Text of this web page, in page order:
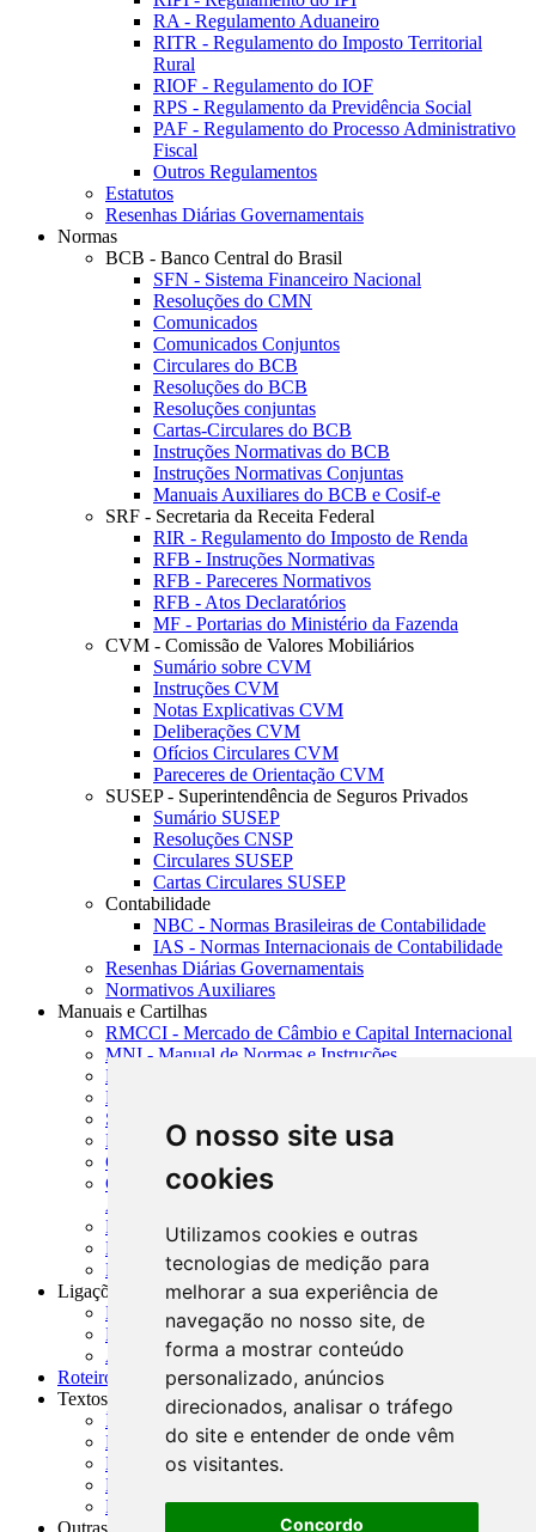
O nosso site usa
cookies
Utilizamos cookies e outras
tecnologias de medição para
melhorar a sua experiência de
navegação no nosso site, de
forma a mostrar conteúdo
personalizado, anúncios
direcionados, analisar o tráfego
do site e entender de onde vêm
os visitantes.
Concordo
RA - Regulamento Aduaneiro
RITR - Regulamento do Imposto Territorial
Rural
RIOF - Regulamento do IOF
RPS - Regulamento da Previdência Social
PAF - Regulamento do Processo Administrativo
Fiscal
Outros Regulamentos
Estatutos
Resenhas Diárias Governamentais
Normas
BCB - Banco Central do Brasil
SFN - Sistema Financeiro Nacional
Resoluções do CMN
Comunicados
Comunicados Conjuntos
Circulares do BCB
Resoluções do BCB
Resoluções conjuntas
Cartas-Circulares do BCB
Instruções Normativas do BCB
Instruções Normativas Conjuntas
Manuais Auxiliares do BCB e Cosif-e
SRF - Secretaria da Receita Federal
RIR - Regulamento do Imposto de Renda
RFB - Instruções Normativas
RFB - Pareceres Normativos
RFB - Atos Declaratórios
MF - Portarias do Ministério da Fazenda
CVM - Comissão de Valores Mobiliários
Sumário sobre CVM
Instruções CVM
Notas Explicativas CVM
Deliberações CVM
Ofícios Circulares CVM
Pareceres de Orientação CVM
SUSEP - Superintendência de Seguros Privados
Sumário SUSEP
Resoluções CNSP
Circulares SUSEP
Cartas Circulares SUSEP
Contabilidade
NBC - Normas Brasileiras de Contabilidade
IAS - Normas Internacionais de Contabilidade
Resenhas Diárias Governamentais
Normativos Auxiliares
Manuais e Cartilhas
RMCCI - Mercado de Câmbio e Capital Internacional
MNI - Manual de Normas e Instruções
MTVM - Manual de Títulos e Valores Mobiliários
MCR - Manual de Crédito Rural
SISORF - Manual de Organização do SFN
MASUP - Manual de Supervisão Bancária
CADOC - Catálogo de Documentos
CNAE-CONCLA - Classificação Nacional de
Atividades Econômicas
PMF - Cartilhas do BCB
Manuais Auxiliares do BCB e Cosif-e
Resenhas Diárias Governamentais
Ligações Externas
Links Úteis
Presidência da República
Agências Nacionais Reguladoras
Roteiros para Estudos
Textos
Índice de Textos
Editorial
Monografias
Na Imprensa
Fórum de Discussão